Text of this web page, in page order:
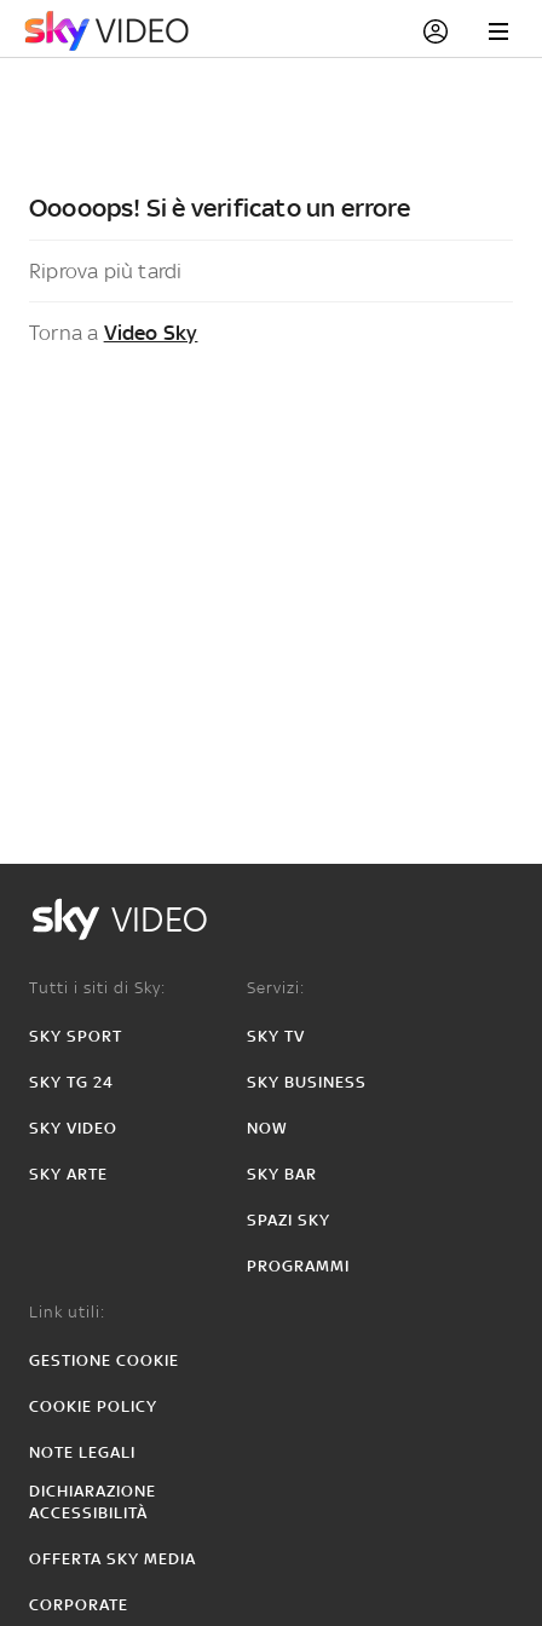
Ooooops! Si è verificato un errore
Riprova più tardi
Torna a Video Sky
VIDEO
Tutti i siti di Sky:
SKY SPORT
SKY TG 24
SKY VIDEO
SKY ARTE
Servizi:
SKY TV
SKY BUSINESS
NOW
SKY BAR
SPAZI SKY
PROGRAMMI
Link utili:
GESTIONE COOKIE
COOKIE POLICY
NOTE LEGALI
DICHIARAZIONE
ACCESSIBILITÀ
OFFERTA SKY MEDIA
CORPORATE